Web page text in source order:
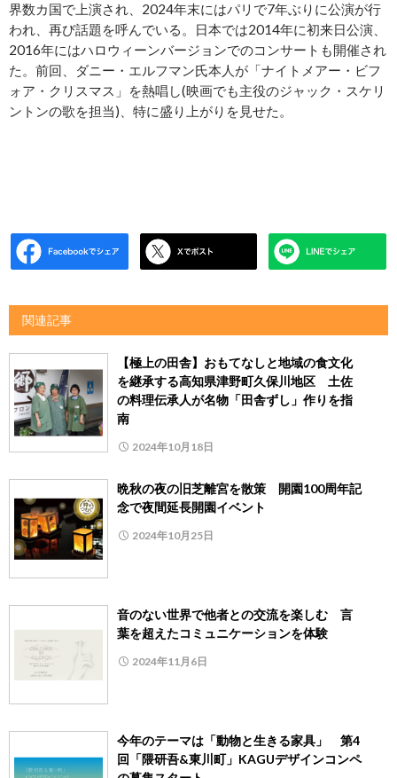
界数カ国で上演され、2024年末にはパリで7年ぶりに公演が行
われ、再び話題を呼んでいる。日本では2014年に初来日公演、
2016年にはハロウィーンバージョンでのコンサートも開催され
た。前回、ダニー・エルフマン氏本人が「ナイトメアー・ビフ
ォア・クリスマス」を熱唱し(映画でも主役のジャック・スケリ
ントンの歌を担当)、特に盛り上がりを見せた。
関連記事
【極上の田舎】おもてなしと地域の食文化
を継承する高知県津野町久保川地区 土佐
の料理伝承人が名物「田舎ずし」作りを指
南
2024年10月18日
晩秋の夜の旧芝離宮を散策 開園100周年記
念で夜間延長開園イベント
2024年10月25日
音のない世界で他者との交流を楽しむ 言
葉を超えたコミュニケーションを体験
2024年11月6日
今年のテーマは「動物と生きる家具」 第4
回「隈研吾&東川町」KAGUデザインコンペ